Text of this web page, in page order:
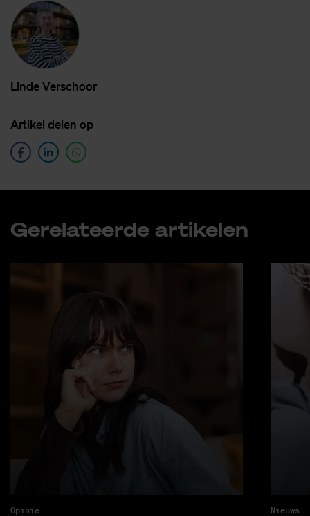
Lin­de Ver­schoor
Ar­ti­kel de­len op
Ge­re­la­teer­de ar­ti­ke­len
Opinie Nieuws